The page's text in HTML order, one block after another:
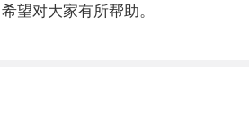
望对大家有所帮助。